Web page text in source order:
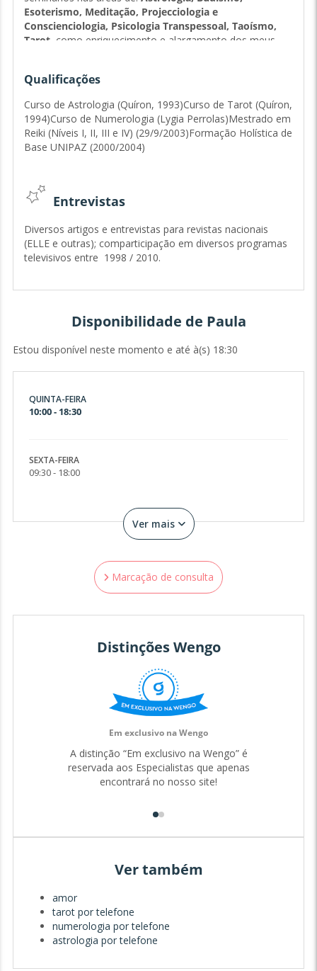
Esoterismo, Meditação, Projecciologia e
Conscienciologia, Psicologia Transpessoal, Taoísmo,
Tarot, como enriquecimento e alargamento dos meus
Maitreya,CLUC- Centro Lusitano de Unificação Cultural,
Conscienciologia,UBP- União Budista Portuguesa,
UNIPAZ- Universidade Internacional da Paz, eIMP-
Instituto Macrobiótico de Portugal.
Qualificações
Curso de Astrologia (Quíron, 1993)Curso de Tarot (Quíron,
1994)Curso de Numerologia (Lygia Perrolas)Mestrado em
Reiki (Níveis I, II, III e IV) (29/9/2003)Formação Holística de
Base UNIPAZ (2000/2004)
Entrevistas
Diversos artigos e entrevistas para revistas nacionais
(ELLE e outras); comparticipação em diversos programas
televisivos entre 1998 / 2010.
Disponibilidade de Paula
Estou disponível neste momento e até à(s) 18:30
QUINTA-FEIRA
10:00 - 18:30
SEXTA-FEIRA
09:30 - 18:00
Ver mais
Marcação de consulta
Distinções Wengo
Em exclusivo na Wengo
A distinção “Em exclusivo na Wengo” é
reservada aos Especialistas que apenas
encontrará no nosso site!
Ver também
amor
tarot por telefone
numerologia por telefone
astrologia por telefone